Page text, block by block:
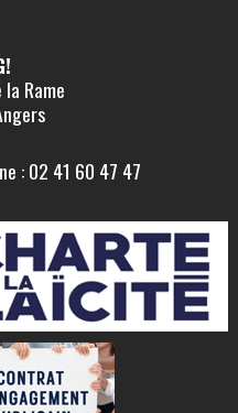
Rame
: 02 41 60 47 47